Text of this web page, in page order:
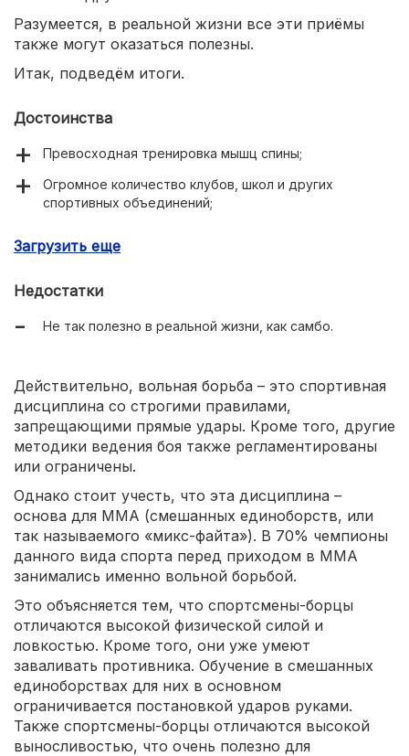
Разумеется, в реальной жизни все эти приёмы
также могут оказаться полезны.
Итак, подведём итоги.
Достоинства
Превосходная тренировка мышц спины;
Огромное количество клубов, школ и других
спортивных объединений;
Загрузить еще
Недостатки
Не так полезно в реальной жизни, как самбо.
Действительно, вольная борьба – это спортивная
дисциплина со строгими правилами,
запрещающими прямые удары. Кроме того, другие
методики ведения боя также регламентированы
или ограничены.
Однако стоит учесть, что эта дисциплина –
основа для MMA (смешанных единоборств, или
так называемого «микс-файта»). В 70% чемпионы
данного вида спорта перед приходом в MMA
занимались именно вольной борьбой.
Это объясняется тем, что спортсмены-борцы
отличаются высокой физической силой и
ловкостью. Кроме того, они уже умеют
заваливать противника. Обучение в смешанных
единоборствах для них в основном
ограничивается постановкой ударов руками.
Также спортсмены-борцы отличаются высокой
выносливостью, что очень полезно для